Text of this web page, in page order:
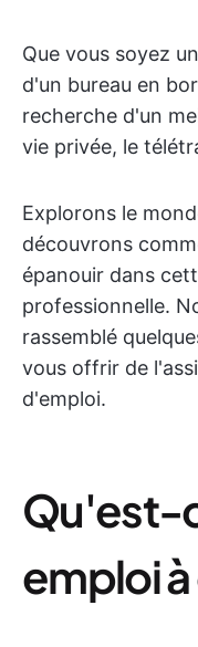
Que vous soyez
d'un bureau en
recherche d'un
vie privée, le
Explorons le
découvrons
épanouir dans
professionnelle.
rassemblé
vous offrir de
d'emploi.
Qu'est-
emploi